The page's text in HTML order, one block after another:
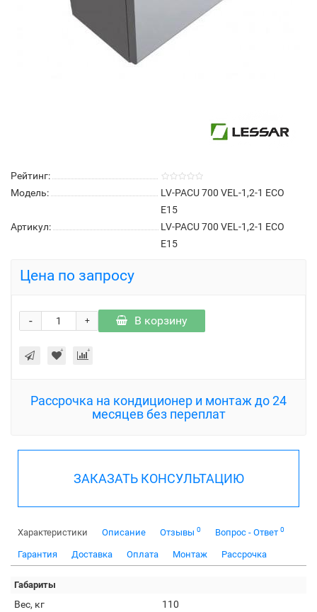
Рейтинг:
Модель:
LV-PACU 700 VEL-1,2-1 ECO
E15
Артикул:
LV-PACU 700 VEL-1,2-1 ECO
E15
Цена по запросу
+
- В корзину
Рассрочка на кондиционер и монтаж до 24
месяцев без переплат
ЗАКАЗАТЬ КОНСУЛЬТАЦИЮ
Характеристики Описание Отзывы 0 Вопрос - Ответ 0
Гарантия Доставка Оплата Монтаж Рассрочка
Габариты
Вес, кг 110